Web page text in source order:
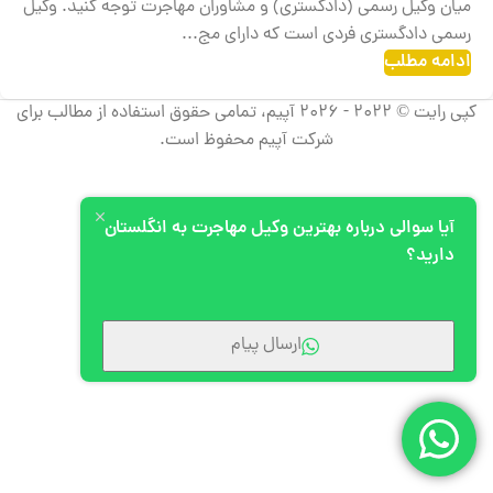
میان وکیل رسمی (دادگستری) و مشاوران مهاجرت توجه کنید. وکیل
رسمی دادگستری فردی است که دارای مج...
ادامه مطلب
کپی رایت © 2022 - 2026 آپیم، تمامی حقوق استفاده از مطالب برای
شرکت آپیم محفوظ است.
آیا سوالی درباره بهترین وکیل مهاجرت به انگلستان
دارید؟
ارسال پیام